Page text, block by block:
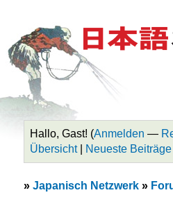
Hallo, Gast! (Anmelden —
Übersicht| Neueste Beiträge
» Japanisch Netzwerk»